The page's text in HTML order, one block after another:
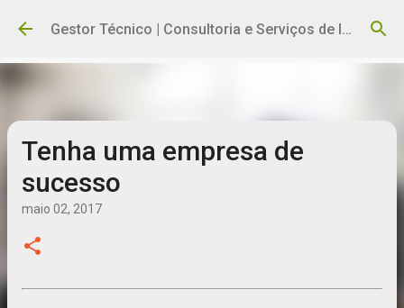
Pular para o conteúdo principal Gestor Técnico | Consultoria e Serviços de Informática
Tenha uma empresa de
sucesso
maio 02, 2017